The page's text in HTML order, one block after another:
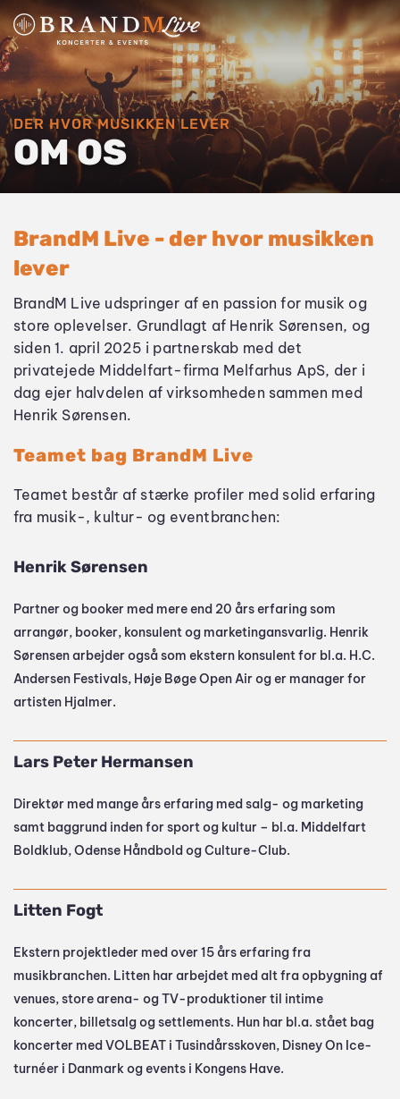
DER HVOR MUSIKKEN LEVER
OM OS
BrandM Live - der hvor musikken
lever
BrandM Live udspringer af en passion for musik og
store oplevelser. Grundlagt af Henrik Sørensen, og
siden 1. april 2025 i partnerskab med det
privatejede Middelfart-firma Melfarhus ApS, der i
dag ejer halvdelen af virksomheden sammen med
Henrik Sørensen.
Teamet bag BrandM Live
Teamet består af stærke profiler med solid erfaring
fra musik-, kultur- og eventbranchen:
Henrik Sørensen
Partner og booker med mere end 20 års erfaring som
arrangør, booker, konsulent og marketingansvarlig. Henrik
Sørensen arbejder også som ekstern konsulent for bl.a. H.C.
Andersen Festivals, Høje Bøge Open Air og er manager for
artisten Hjalmer.
Lars Peter Hermansen
Direktør med mange års erfaring med salg- og marketing
samt baggrund inden for sport og kultur – bl.a. Middelfart
Boldklub, Odense Håndbold og Culture-Club.
Litten Fogt
Ekstern projektleder med over 15 års erfaring fra
musikbranchen. Litten har arbejdet med alt fra opbygning af
venues, store arena- og TV-produktioner til intime
koncerter, billetsalg og settlements. Hun har bl.a. stået bag
koncerter med VOLBEAT i Tusindårsskoven, Disney On Ice-
turnéer i Danmark og events i Kongens Have.